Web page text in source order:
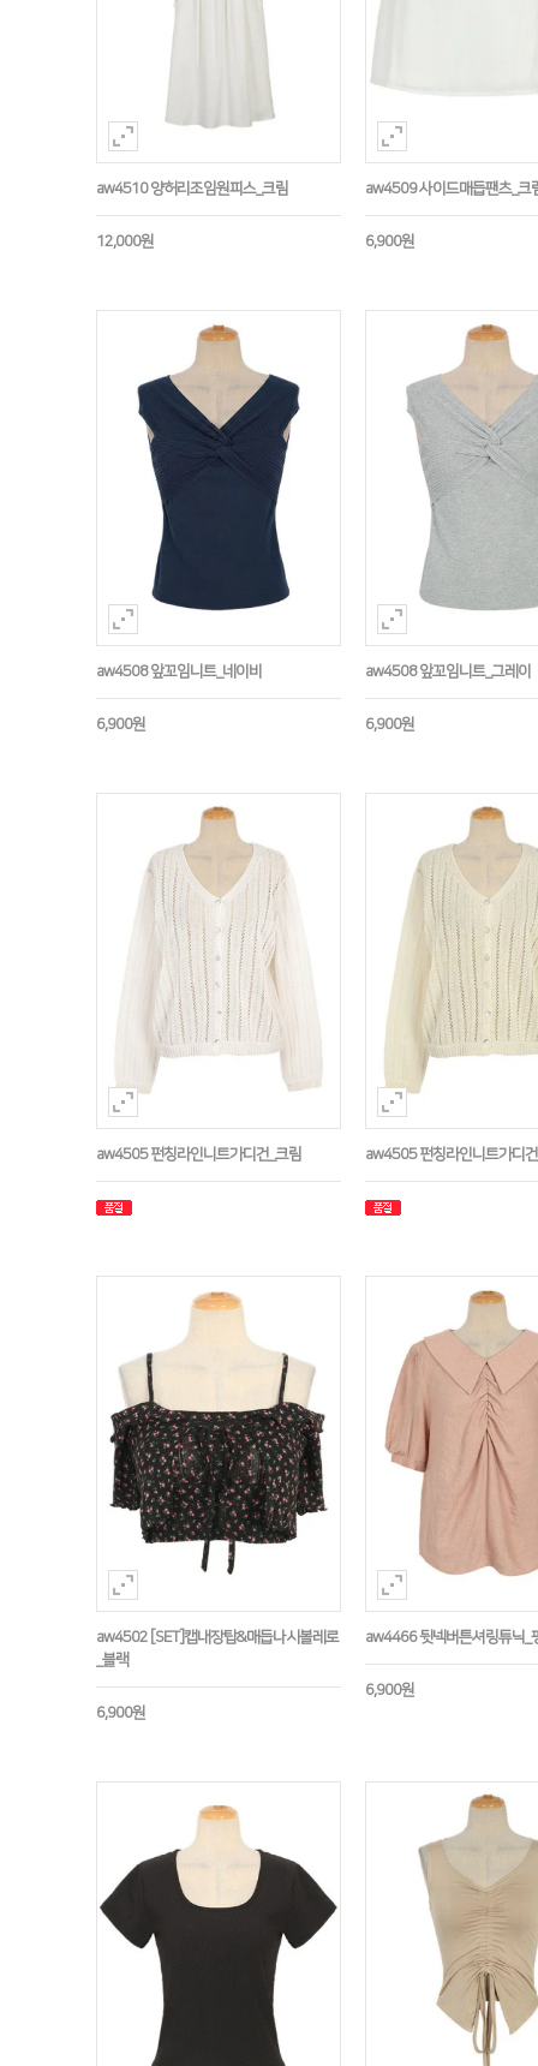
aw4510 양허리조임원피스_크림
12,000원
aw4509 사이드매듭팬츠_크
6,900원
aw4508 앞꼬임니트_네이비
6,900원
aw4508 앞꼬임니트_그레이
6,900원
aw4505 펀칭라인니트가디건_크림 aw4505 펀칭라인니트가디
aw4502 [SET]캡내장탑&매듭나시볼레로
_블랙
6,900원
aw4466 뒷넥버튼셔링튜닉_
6,900원